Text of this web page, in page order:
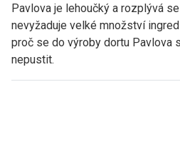
Pavlova je lehoučký a rozplývá
nevyžaduje velké množství
proč se do výroby dortu Pavlova
nepustit.